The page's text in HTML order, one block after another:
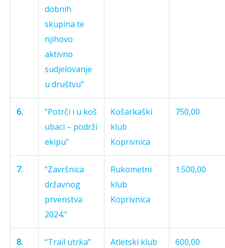
dobnih
skupina te
njihovo
aktivno
sudjelovanje
u društvu”
6.
“Potrči i u koš
ubaci – podrži
ekipu”
Košarkaški
klub
Koprivnica
750,00
7.
“Završnica
državnog
prvenstva
2024.”
Rukometni
klub
Koprivnica
1.500,00
8. “Trail utrka”
Atletski klub
600,00